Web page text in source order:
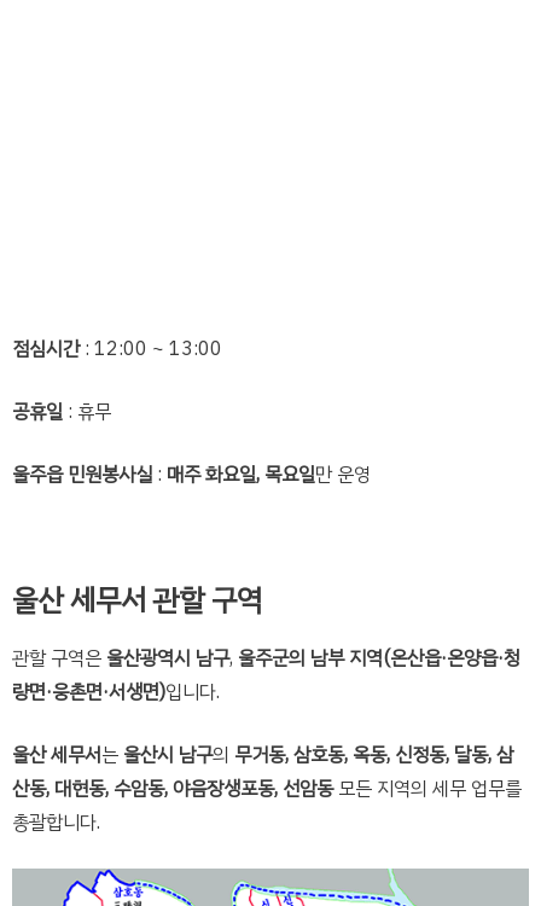
점심시간: 12:00 ~ 13:00
공휴일 : 휴무
울주읍 민원봉사실 : 매주 화요일, 목요일만 운영
울산 세무서 관할 구역
관할 구역은 울산광역시 남구, 울주군의 남부 지역(온산읍·온양읍·청
량면·웅촌면·서생면)입니다.
울산 세무서는 울산시 남구의 무거동, 삼호동, 옥동, 신정동, 달동, 삼
산동, 대현동, 수암동, 야음장생포동, 선암동모든 지역의 세무 업무를
총괄합니다.